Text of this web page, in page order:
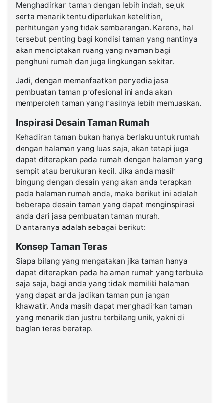
Menghadirkan taman dengan lebih indah, sejuk
serta menarik tentu diperlukan ketelitian,
perhitungan yang tidak sembarangan. Karena, hal
tersebut penting bagi kondisi taman yang nantinya
akan menciptakan ruang yang nyaman bagi
penghuni rumah dan juga lingkungan sekitar.
Jadi, dengan memanfaatkan penyedia jasa
pembuatan taman profesional ini anda akan
memperoleh taman yang hasilnya lebih memuaskan.
Inspirasi Desain Taman Rumah
Kehadiran taman bukan hanya berlaku untuk rumah
dengan halaman yang luas saja, akan tetapi juga
dapat diterapkan pada rumah dengan halaman yang
sempit atau berukuran kecil. Jika anda masih
bingung dengan desain yang akan anda terapkan
pada halaman rumah anda, maka berikut ini adalah
beberapa desain taman yang dapat menginspirasi
anda dari jasa pembuatan taman murah.
Diantaranya adalah sebagai berikut:
Konsep Taman Teras
Siapa bilang yang mengatakan jika taman hanya
dapat diterapkan pada halaman rumah yang terbuka
saja saja, bagi anda yang tidak memiliki halaman
yang dapat anda jadikan taman pun jangan
khawatir. Anda masih dapat menghadirkan taman
yang menarik dan justru terbilang unik, yakni di
bagian teras beratap.